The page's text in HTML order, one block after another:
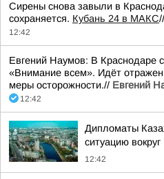
Сирены снова завыли в
сохраняется. Кубань 24 в МАКС//
12:42
Евгений Наумов: В Краснодаре
«Внимание всем». Идёт
меры осторожности.// Евгений
12:42
Дипломаты
ситуацию
12:42